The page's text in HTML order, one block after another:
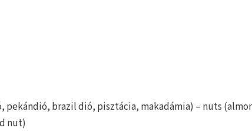
brazil dió, pisztácia, makadámia) – nuts
nut)